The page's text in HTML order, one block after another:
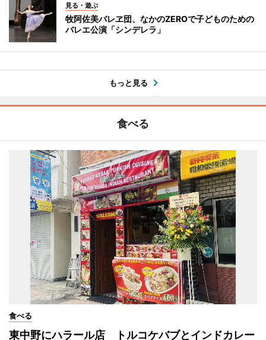
見る・遊ぶ
牧阿佐美バレヱ団、なかのZEROで子どものための
バレエ公演「シンデレラ」
もっと見る
食べる
食べる
東中野にハラール店 トルコケバブとインドカレー